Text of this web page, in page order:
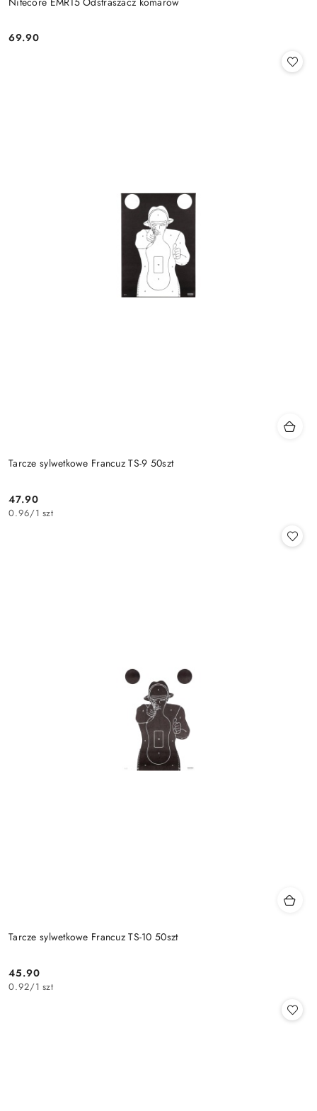
Cena:
69.90
Tarcze sylwetkowe Francuz TS-9 50szt
Cena:
47.90
0.96/1 szt
Tarcze sylwetkowe Francuz TS-10 50szt
Cena:
45.90
0.92/1 szt